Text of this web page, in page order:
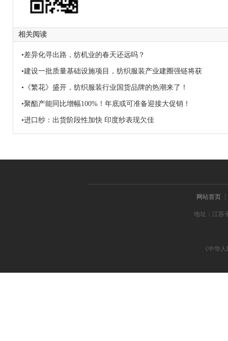
相关阅读
•差异化寻出路，纺机业的春天还远吗？
•建设一批质量基础设施项目，纺织服装产业建圈强链将获
•《繁花》盛开，纺织服装行业国货品牌的热潮来了！
•聚酯产能同比增幅100%！年底或可准备迎接大促销！
•进口纱：出货阶段性加快 印度纱表现欠佳
网站首页
地址：江苏
《中华